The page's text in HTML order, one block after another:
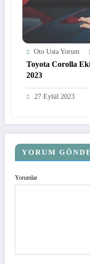
Oto Usta Yorum
Toyota Corolla
2023
27 Eylül 2023
YORUM
Yorumlar